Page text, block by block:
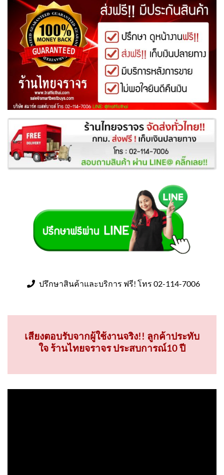
ปรึกษาสินค้าและบริการ ฟรี! โทร 02-114-7006
เสียงตอบรับจากผู้ใช้งานจริง!! ลูกค้าประทับ
ใจ ร้านไทยจราจร ประสบการณ์10 ปี